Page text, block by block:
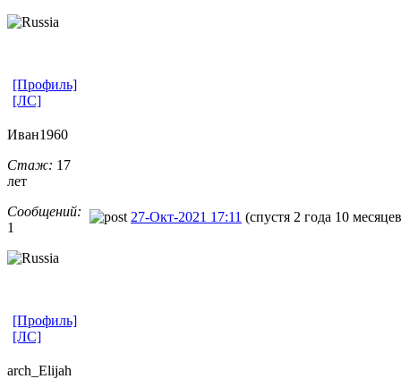
[Профиль]
[ЛС]
Иван1960
Стаж: 17
лет
Сообщений:
1
27-Окт-2021 17:11 (спустя 2 года 10
[Профиль]
[ЛС]
arch_Elijah